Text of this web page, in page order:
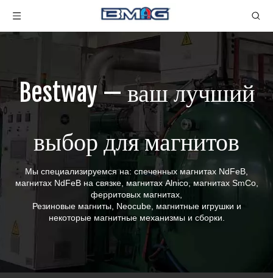
Bestway — ваш лучший
выбор для магнитов
Мы специализируемся на: спеченных магнитах NdFeB,
магнитах NdFeB на связке, магнитах Alnico, магнитах SmCo,
ферритовых магнитах,
Резиновые магниты, Neocube, магнитные игрушки и
некоторые магнитные механизмы и сборки.